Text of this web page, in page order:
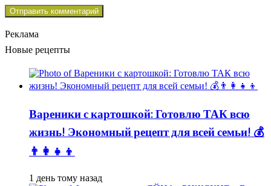
Реклама
Новые рецепты
Вареники с картошкой: Готовлю ТАК всю
жизнь! Экономный рецепт для всей семьи! 💰
👨👩👧👦
1 день тому назад